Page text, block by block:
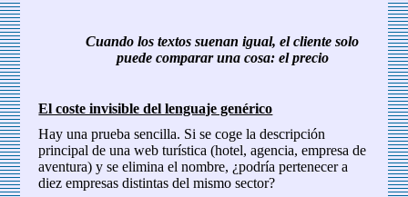
Cuando los textos suenan igual, el cliente solo
puede comparar una cosa: el precio
El coste invisible del lenguaje genérico
Hay una prueba sencilla. Si se coge la descripción
principal de una web turística (hotel, agencia, empresa de
aventura) y se elimina el nombre, ¿podría pertenecer a
diez empresas distintas del mismo sector?